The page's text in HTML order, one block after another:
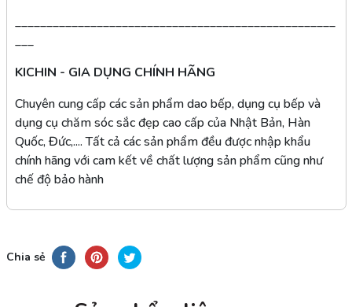
___________________________________________________
___
KICHIN - GIA DỤNG CHÍNH HÃNG
Chuyên cung cấp các sản phẩm dao bếp, dụng cụ bếp và
dụng cụ chăm sóc sắc đẹp cao cấp của Nhật Bản, Hàn
Quốc, Đức,.... Tất cả các sản phẩm đều được nhập khẩu
chính hãng với cam kết về chất lượng sản phẩm cũng như
chế độ bảo hành
Chia sẻ